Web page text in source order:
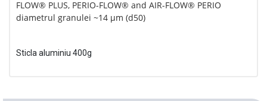
FLOW® PLUS, PERIO-FLOW® and AIR-FLOW® PERIO
diametrul granulei ~14 µm (d50)
Sticla aluminiu 400g